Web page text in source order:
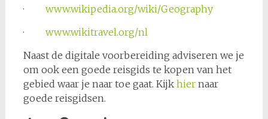
· www.wikipedia.org/wiki/Geography
· www.wikitravel.org/nl
Naast de digitale voorbereiding adviseren we je
om ook een goede reisgids te kopen van het
gebied waar je naar toe gaat. Kijk hiernaar
goede reisgidsen.